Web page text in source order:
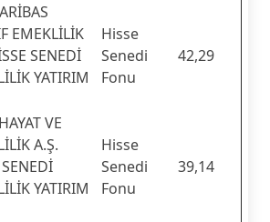
EMEKLİLİK
SENEDİ
YATIRIM
Hisse
Senedi
Fonu
42,29
VE
A.Ş.
YATIRIM
Hisse
Senedi
Fonu
39,14